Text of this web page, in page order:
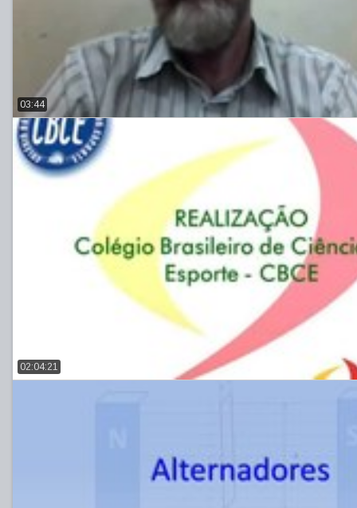
03:44
02:04:21